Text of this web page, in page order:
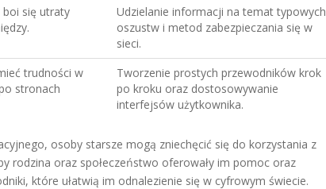
się utraty
Udzielanie informacji na temat typowych
oszustw i metod zabezpieczania się w
sieci.
trudności w
stronach
Tworzenie prostych przewodników krok
po kroku oraz dostosowywanie
interfejsów użytkownika.
osoby starsze mogą zniechęcić się do korzystania z
rodzina oraz społeczeństwo oferowały im pomoc oraz
które ułatwią im odnalezienie się w cyfrowym świecie.